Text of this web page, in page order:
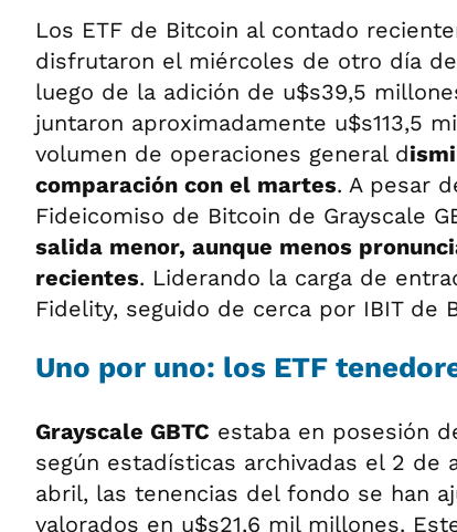
Los ETF de Bitcoin al contado
disfrutaron el miércoles de otro día
luego de la adición de u$s39,5
juntaron aproximadamente u$s113,5
volumen de operaciones general d
comparación con el martes. A pesar
Fideicomiso de Bitcoin de Grayscale
salida menor, aunque menos
recientes. Liderando la carga de
Fidelity, seguido de cerca por IBIT de
Uno por uno: los ETF
Grayscale GBTC estaba en posesión
según estadísticas archivadas el 2 de
abril, las tenencias del fondo se han
valorados en u$s21,6 mil millones.